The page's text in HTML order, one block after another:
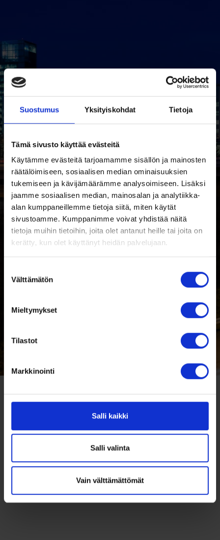
Suostumus Yksityiskohdat Tietoja
Tämä sivusto käyttää evästeitä
Käytämme evästeitä tarjoamamme sisällön ja mainosten
räätälöimiseen, sosiaalisen median ominaisuuksien
tukemiseen ja kävijämäärämme analysoimiseen. Lisäksi
jaamme sosiaalisen median, mainosalan ja analytiikka-
alan kumppaneillemme tietoja siitä, miten käytät
sivustoamme. Kumppanimme voivat yhdistää näitä
tietoja muihin tietoihin, joita olet antanut heille tai joita on
kerätty, kun olet käyttänyt heidän palvelujaan.
valinta
Välttämätön
Mieltymykset
Tilastot
Markkinointi
Salli kaikki
Salli valinta
Vain välttämättömät